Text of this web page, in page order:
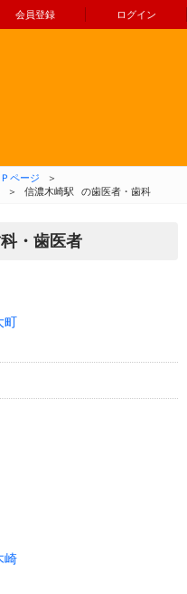
会員登録 ログイン
テンツへ移動
ページ
＞
＞ 信濃木崎駅 の歯医者・歯科
・歯医者
町
崎